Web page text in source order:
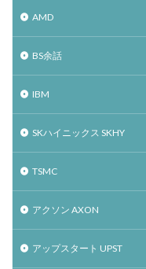
AMD
BS余話
IBM
SKハイニックス SKHY
TSMC
アクソン AXON
アップスタート UPST